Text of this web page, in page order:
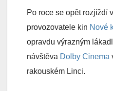
Po roce se opět rozjíždí
provozovatele kin Nové
opravdu výrazným
návštěva Dolby Cinema
rakouském Linci.